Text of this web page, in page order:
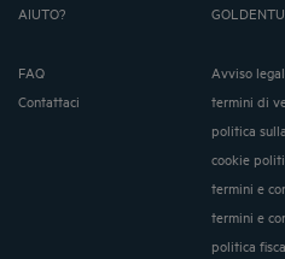
AIUTO?
FAQ
Contattaci
Avviso
termini di
politica
cookie
termini e
termini e
politica